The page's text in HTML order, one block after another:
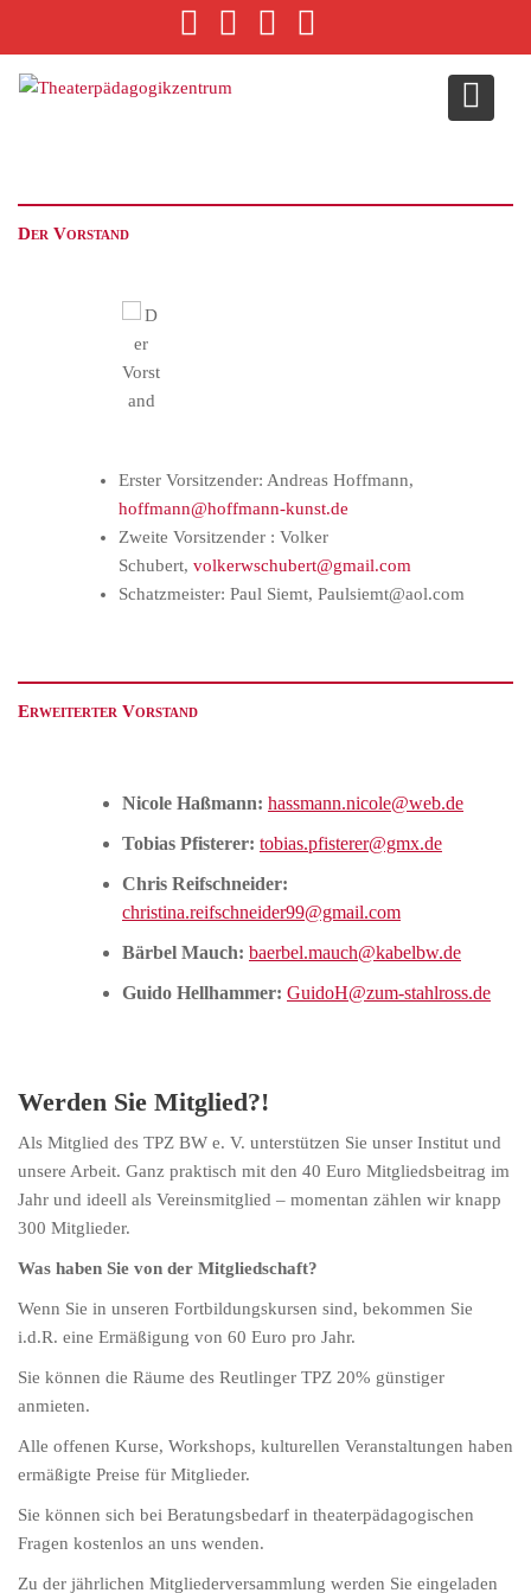
Der Vorstand
Erster Vorsitzender: Andreas Hoffmann,
hoffmann@hoffmann-kunst.de
Zweite Vorsitzender : Volker
Schubert, volkerwschubert@gmail.com
Schatzmeister: Paul Siemt, Paulsiemt@aol.com
Erweiterter Vorstand
Nicole Haßmann: hassmann.nicole@web.de
Tobias Pfisterer: tobias.pfisterer@gmx.de
Chris Reifschneider:
christina.reifschneider99@gmail.com
Bärbel Mauch: baerbel.mauch@kabelbw.de
Guido Hellhammer: GuidoH@zum-stahlross.de
Werden Sie Mitglied?!
Als Mitglied des TPZ BW e. V. unterstützen Sie unser Institut und
unsere Arbeit. Ganz praktisch mit den 40 Euro Mitgliedsbeitrag im
Jahr und ideell als Vereinsmitglied – momentan zählen wir knapp
300 Mitglieder.
Was haben Sie von der Mitgliedschaft?
Wenn Sie in unseren Fortbildungskursen sind, bekommen Sie
i.d.R. eine Ermäßigung von 60 Euro pro Jahr.
Sie können die Räume des Reutlinger TPZ 20% günstiger
anmieten.
Alle offenen Kurse, Workshops, kulturellen Veranstaltungen haben
ermäßigte Preise für Mitglieder.
Sie können sich bei Beratungsbedarf in theaterpädagogischen
Fragen kostenlos an uns wenden.
Zu der jährlichen Mitgliederversammlung werden Sie eingeladen